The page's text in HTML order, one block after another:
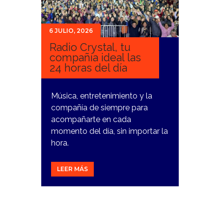
6 JULIO, 2026
Radio Crystal, tu
compañía ideal las
24 horas del día
Música, entretenimiento y la
compañía de siempre para
acompañarte en cada
momento del día, sin importar la
hora.
LEER MÁS